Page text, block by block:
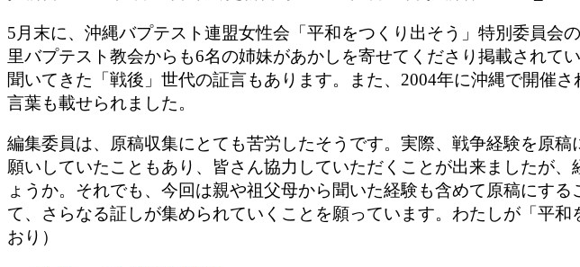
5月末に、沖縄バプテスト連盟女性会「平和をつくり出そう」特別委員
里バプテスト教会からも6名の姉妹があかしを寄せてくださり掲載され
聞いてきた「戦後」世代の証言もあります。また、2004年に沖縄で開催
言葉も載せられました。
編集委員は、原稿収集にとても苦労したそうです。実際、戦争経験を原
願いしていたこともあり、皆さん協力していただくことが出来ましたが
ょうか。それでも、今回は親や祖父母から聞いた経験も含めて原稿にす
て、さらなる証しが集められていくことを願っています。わたしが「平
おり）